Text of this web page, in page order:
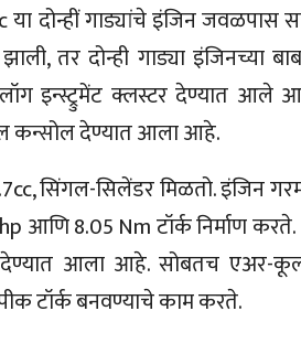
या दोन्हीं गाड्यांचे इंजिन
तर दोन्ही गाड्या इंजिनच्या
इन्स्ट्रुमेंट क्लस्टर देण्यात आले
कन्सोल देण्यात आला आहे.
सिंगल-सिलेंडर मिळतो. इंजिन
8.05 Nm टॉर्क निर्माण करते.
आला आहे. सोबतच एअर-
टॉर्क बनवण्याचे काम करते.